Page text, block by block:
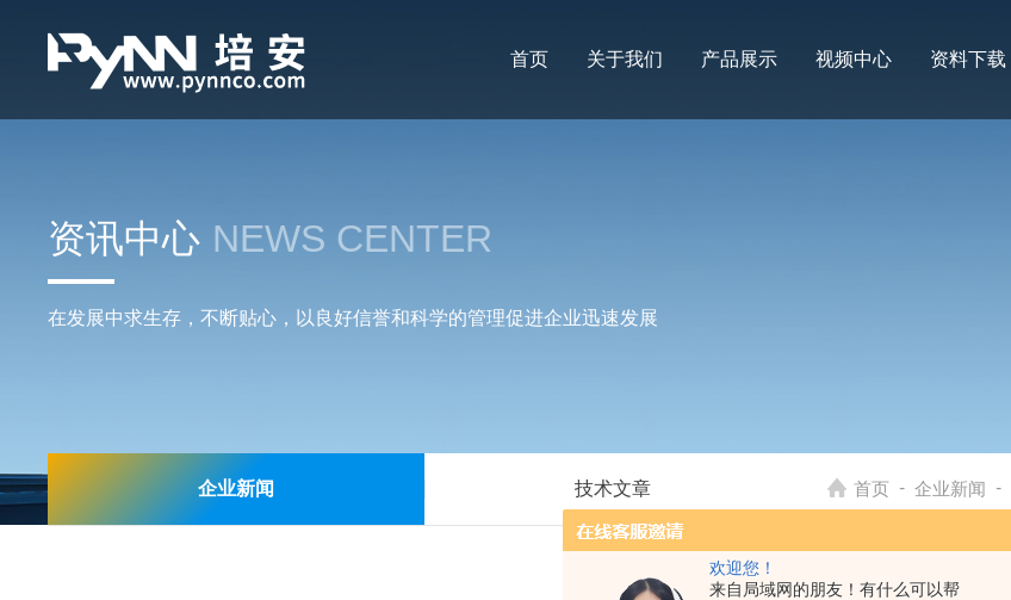
欢迎您！
来自局域网的朋友！有什么可以帮
首页 关于我们 产品展示 视频中心 资料下载
资讯中心 NEWS CENTER
在发展中求生存，不断贴心，以良好信誉和科学的管理促进企业迅速发展
首页 - 企业新闻 -
企业新闻 技术文章